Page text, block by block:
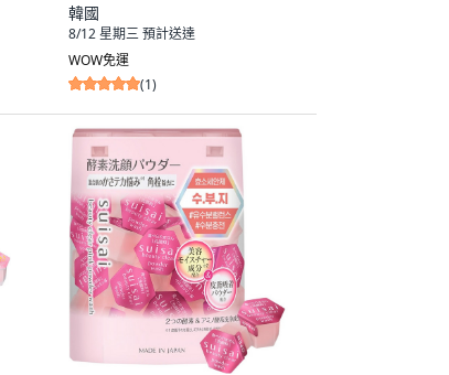
韓國
8/12 星期三預計送達
WOW免運
(1)